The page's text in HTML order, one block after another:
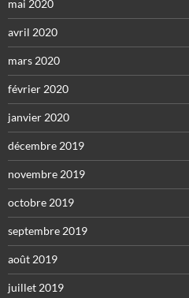
mai 2020
avril 2020
mars 2020
février 2020
janvier 2020
décembre 2019
novembre 2019
octobre 2019
septembre 2019
août 2019
juillet 2019